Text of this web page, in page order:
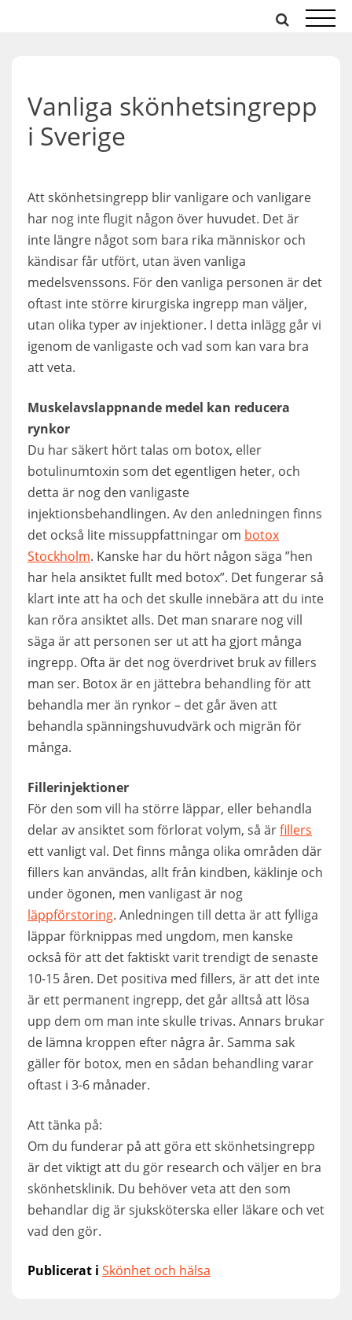
Vanliga skönhetsingrepp
i Sverige
Att skönhetsingrepp blir vanligare och vanligare
har nog inte flugit någon över huvudet. Det är
inte längre något som bara rika människor och
kändisar får utfört, utan även vanliga
medelsvenssons. För den vanliga personen är det
oftast inte större kirurgiska ingrepp man väljer,
utan olika typer av injektioner. I detta inlägg går vi
igenom de vanligaste och vad som kan vara bra
att veta.
Muskelavslappnande medel kan reducera
rynkor
Du har säkert hört talas om botox, eller
botulinumtoxin som det egentligen heter, och
detta är nog den vanligaste
injektionsbehandlingen. Av den anledningen finns
det också lite missuppfattningar om botox
Stockholm. Kanske har du hört någon säga ”hen
har hela ansiktet fullt med botox”. Det fungerar så
klart inte att ha och det skulle innebära att du inte
kan röra ansiktet alls. Det man snarare nog vill
säga är att personen ser ut att ha gjort många
ingrepp. Ofta är det nog överdrivet bruk av fillers
man ser. Botox är en jättebra behandling för att
behandla mer än rynkor – det går även att
behandla spänningshuvudvärk och migrän för
många.
Fillerinjektioner
För den som vill ha större läppar, eller behandla
delar av ansiktet som förlorat volym, så ärfillers
ett vanligt val. Det finns många olika områden där
fillers kan användas, allt från kindben, käklinje och
under ögonen, men vanligast är nog
läppförstoring. Anledningen till detta är att fylliga
läppar förknippas med ungdom, men kanske
också för att det faktiskt varit trendigt de senaste
10-15 åren. Det positiva med fillers, är att det inte
är ett permanent ingrepp, det går alltså att lösa
upp dem om man inte skulle trivas. Annars brukar
de lämna kroppen efter några år. Samma sak
gäller för botox, men en sådan behandling varar
oftast i 3-6 månader.
Att tänka på:
Om du funderar på att göra ett skönhetsingrepp
är det viktigt att du gör research och väljer en bra
skönhetsklinik. Du behöver veta att den som
behandlar dig är sjuksköterska eller läkare och vet
vad den gör.
Publicerat i Skönhet och hälsa